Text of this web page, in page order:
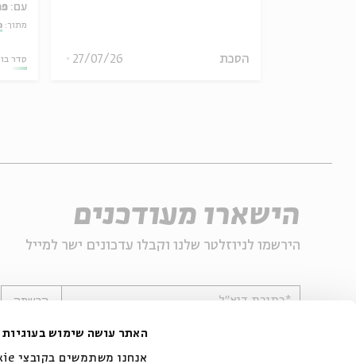
האתר עושה שימוש בעוגיות
עם:
מתוך:
סדר הסכת 27/07/26
הישארו מעודכנים
הירשמו לניוזלטר שלנו וקבלו עדכונים ישר למייל
*כתובת דוא"ל הרשמה